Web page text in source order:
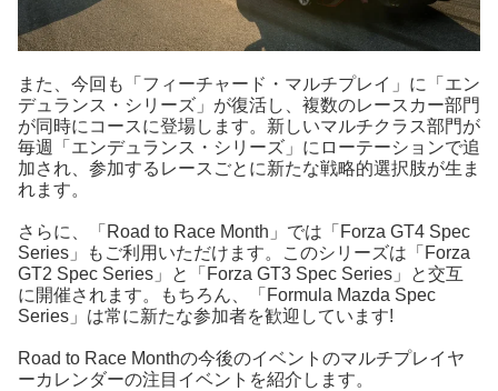
また、今回も「フィーチャード・マルチプレイ」に「エン
デュランス・シリーズ」が復活し、複数のレースカー部門
が同時にコースに登場します。新しいマルチクラス部門が
毎週「エンデュランス・シリーズ」にローテーションで追
加され、参加するレースごとに新たな戦略的選択肢が生ま
れます。
さらに、「Road to Race Month」では「Forza GT4 Spec
Series」もご利用いただけます。このシリーズは「Forza
GT2 Spec Series」と「Forza GT3 Spec Series」と交互
に開催されます。もちろん、「Formula Mazda Spec
Series」は常に新たな参加者を歓迎しています!
Road to Race Monthの今後のイベントのマルチプレイヤ
ーカレンダーの注目イベントを紹介します。